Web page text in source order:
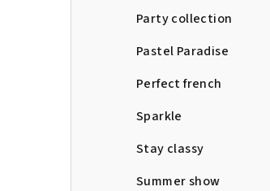
Party collection
Pastel Paradise
Perfect french
Sparkle
Stay classy
Summer show